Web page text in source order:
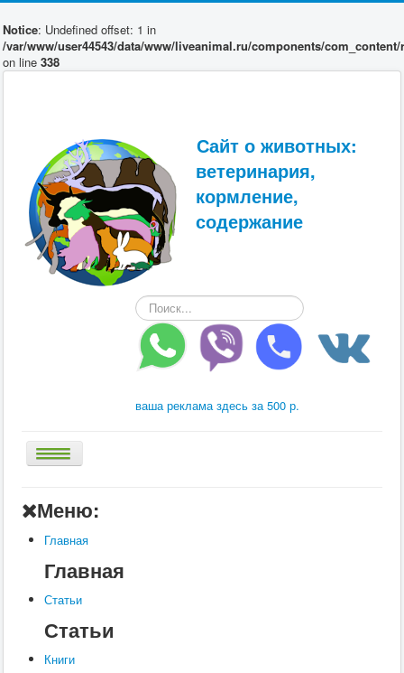
Notice: Undefined offset: 1 in
/var/www/user44543/data/www/liveanimal.ru/components/
on line 338
Сайт о животных:
ветеринария,
кормление,
содержание
Искать...
ваша реклама здесь за 500 р.
Книги
Услуги
Меню:
Главная
Главная
Статьи
Статьи
Книги